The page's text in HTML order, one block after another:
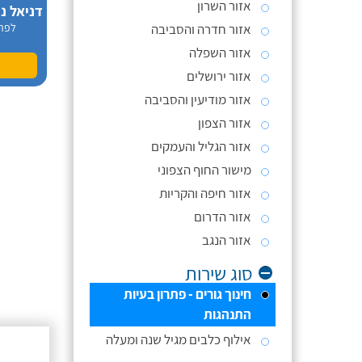
אזור השרון
אזור חדרה והסביבה
אזור השפלה
אזור ירושלים
אזור מודיעין והסביבה
אזור הצפון
אזור הגליל והעמקים
מישור החוף הצפוני
אזור חיפה והקריות
אזור הדרום
אזור הנגב
סוג שירות
חינוך גורים - פתרון בעיות
התנהגות
אילוף כלבים מגיל שנה ומעלה